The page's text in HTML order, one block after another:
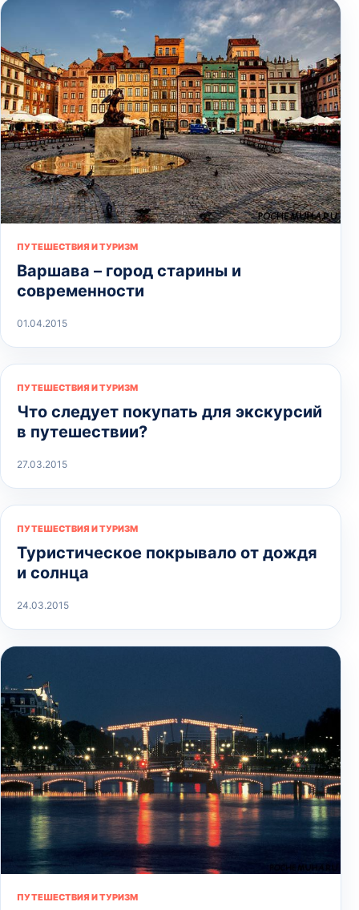
ПУТЕШЕСТВИЯ И ТУРИЗМ
Варшава – город старины и
современности
01.04.2015
ПУТЕШЕСТВИЯ И ТУРИЗМ
Что следует покупать для экскурсий
в путешествии?
27.03.2015
ПУТЕШЕСТВИЯ И ТУРИЗМ
Туристическое покрывало от дождя
и солнца
24.03.2015
ПУТЕШЕСТВИЯ И ТУРИЗМ